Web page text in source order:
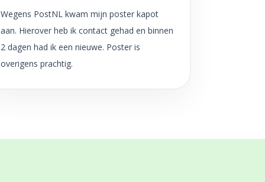
Wegens PostNL kwam mijn poster kapot
aan. Hierover heb ik contact gehad en binnen
2 dagen had ik een nieuwe. Poster is
overigens prachtig.